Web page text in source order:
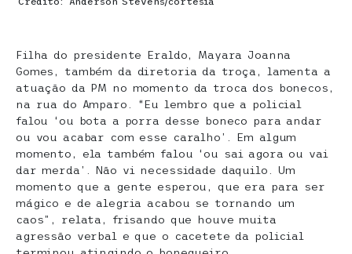
Filha do presidente Eraldo, Mayara Joanna
Gomes, também da diretoria da troça, lamenta a
atuação da PM no momento da troca dos bonecos,
na rua do Amparo. “Eu lembro que a policial
falou ‘ou bota a porra desse boneco para andar
ou vou acabar com esse caralho’. Em algum
momento, ela também falou ‘ou sai agora ou vai
dar merda’. Não vi necessidade daquilo. Um
momento que a gente esperou, que era para ser
mágico e de alegria acabou se tornando um
caos”, relata, frisando que houve muita
agressão verbal e que o cacetete da policial